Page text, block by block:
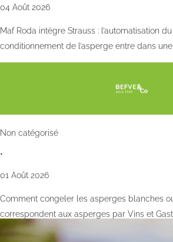
04 Août 2026
Maf Roda intègre Strauss : l’automatisation
conditionnement de l’asperge entre dans
Non catégorisé
•
01 Août 2026
Comment congeler les asperges blanches
correspondent aux asperges par Vins et